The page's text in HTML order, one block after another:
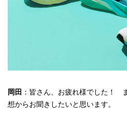
岡田 ：皆さん、お疲れ様でした！
想からお聞きしたいと思います。